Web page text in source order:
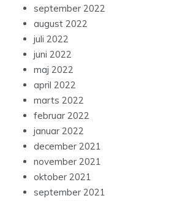
september 2022
august 2022
juli 2022
juni 2022
maj 2022
april 2022
marts 2022
februar 2022
januar 2022
december 2021
november 2021
oktober 2021
september 2021